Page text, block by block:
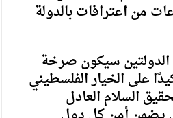
من اعترافات بالدولة
سيكون صرخة
على الخيار الفلسطيني
السلام العادل